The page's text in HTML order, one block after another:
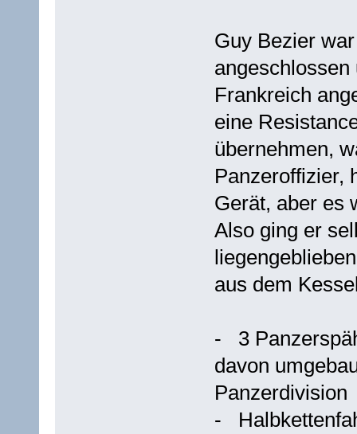
Guy Bezier
Frankreich
eine
übernehmen,
Panzeroffizier,
Gerät, aber es
Also ging er
aus dem
- 3
davon
Panzerdivision
-